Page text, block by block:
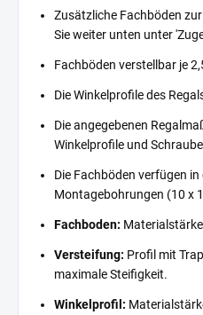
Zusätzliche Fachböden
Sie weiter unten unter
Fachböden verstellbar je
Die Winkelprofile des
Die angegebenen
Winkelprofile und
Die Fachböden verfügen
Montagebohrungen (10 x
Fachboden: Materialstärke
Versteifung: Profil mit
maximale Steifigkeit.
Winkelprofil: